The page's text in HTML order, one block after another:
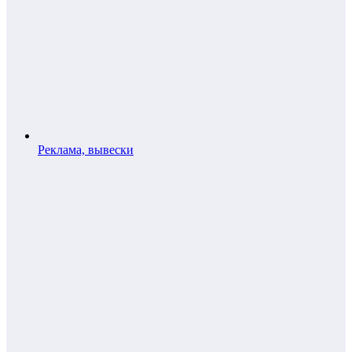
Реклама, вывески